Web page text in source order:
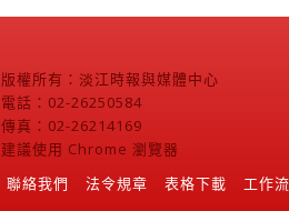
版權所有：淡江時報與媒體中心
電話：02-26250584
傳真：02-26214169
建議使用 Chrome 瀏覽器
聯絡我們
法令規章 表格下載 工作